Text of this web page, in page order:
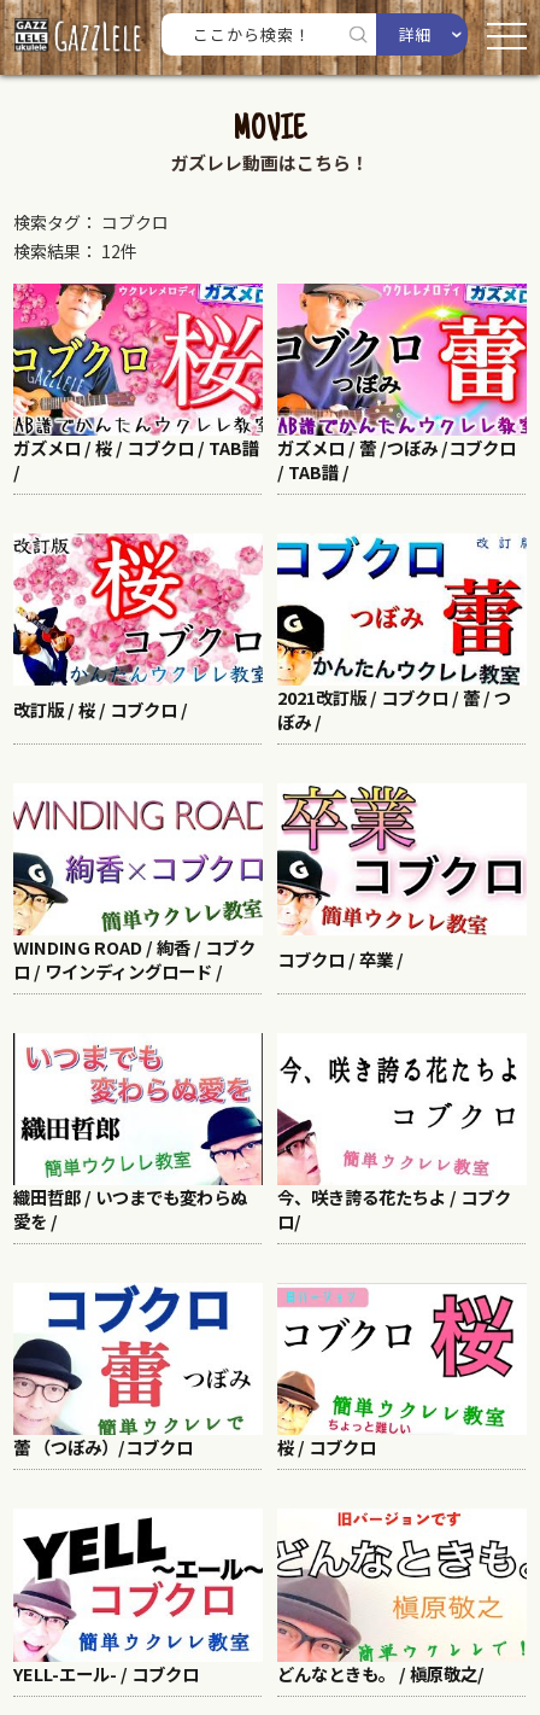
詳細
MOVIE
ガズレレ動画はこちら！
検索タグ： コブクロ
検索結果： 12件
ガズメロ / 桜 / コブクロ / TAB譜
/
ガズメロ / 蕾 /つぼみ /コブクロ
/ TAB譜 /
改訂版 / 桜 / コブクロ /
2021改訂版 / コブクロ / 蕾 / つ
ぼみ /
WINDING ROAD / 絢香 / コブク
ロ / ワインディングロード /
コブクロ / 卒業 /
織田哲郎 / いつまでも変わらぬ
愛を /
今、咲き誇る花たちよ / コブク
ロ/
蕾 （つぼみ）/コブクロ 桜 / コブクロ
YELL-エール- / コブクロ どんなときも。 / 槇原敬之/